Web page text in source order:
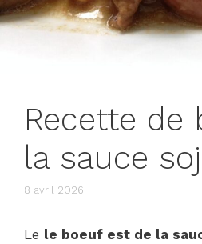
Recette de
la sauce
8 avril 2026
Le le boeuf est de la